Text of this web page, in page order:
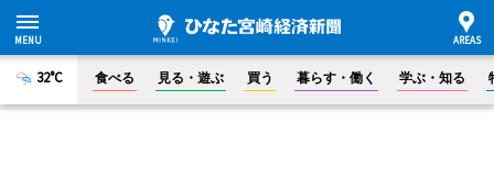
32°C 食べる 見る・遊ぶ 買う 暮らす・働く 学ぶ・知る